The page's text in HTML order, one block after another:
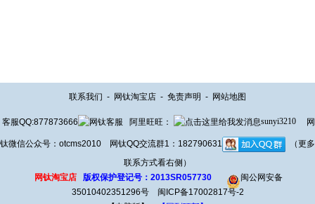
联系我们 - 网钛淘宝店 - 免责声明 - 网站地图
客服QQ:877873666 阿里旺旺： sunyi3210 网
钛微信公众号：otcms2010 网钛QQ交流群1：182790631
（更多
联系方式看右侧）
网钛淘宝店
版权保护登记号：2013SR057730
闽公网安备
35010402351296号
闽ICP备17002817号-2